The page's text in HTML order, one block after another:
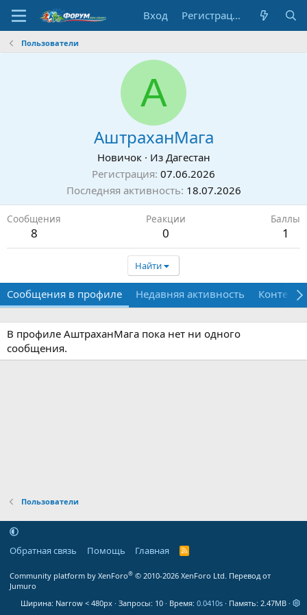
Вход Регистрация
Пользователи
А
АштраханМага
Новичок · Из Дагестан
Регистрация 07.06.2026
Последняя активность 18.07.2026
Сообщения
8
Реакции
0
Баллы
1
Найти
Сообщения в профиле Недавняя активность Контент
В профиле АштраханМага пока нет ни одного
сообщения.
Пользователи
Обратная связь Помощь Главная
R
Community platform by XenForo® © 2010-2026 XenForo Ltd. Перевод от
Jumuro
Ширина
Запросы 10 Время 0.0410s Память 2.47MB